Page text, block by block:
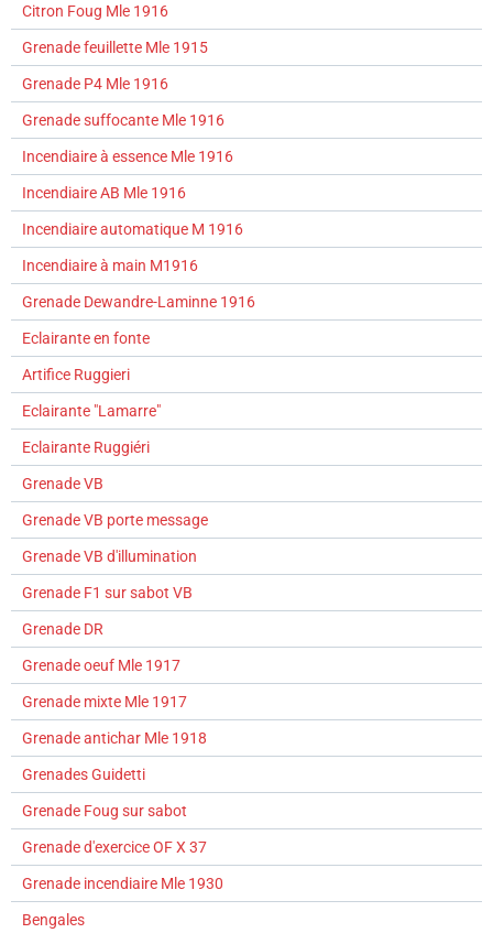
Citron Foug Mle 1916
Grenade feuillette Mle 1915
Grenade P4 Mle 1916
Grenade suffocante Mle 1916
Incendiaire à essence Mle 1916
Incendiaire AB Mle 1916
Incendiaire automatique M 1916
Incendiaire à main M1916
Grenade Dewandre-Laminne 1916
Eclairante en fonte
Artifice Ruggieri
Eclairante "Lamarre"
Eclairante Ruggiéri
Grenade VB
Grenade VB porte message
Grenade VB d'illumination
Grenade F1 sur sabot VB
Grenade DR
Grenade oeuf Mle 1917
Grenade mixte Mle 1917
Grenade antichar Mle 1918
Grenades Guidetti
Grenade Foug sur sabot
Grenade d'exercice OF X 37
Grenade incendiaire Mle 1930
Bengales